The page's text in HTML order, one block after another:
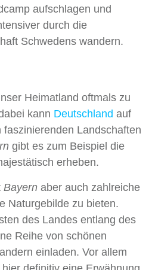
aufschlagen und
durch die
Schwedens wandern.
Heimatland oftmals zu
kann Deutschland auf
Landschaften
gibt es zum Beispiel die
erheben.
Bayern aber auch zahlreiche
Naturgebilde zu bieten.
des Landes entlang des
Reihe von schönen
einladen. Vor allem